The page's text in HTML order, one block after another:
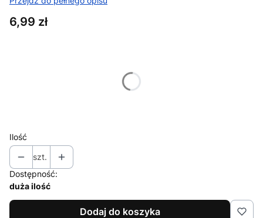
Cena
6,99 zł
Poszczególne warianty mogą różnić się ceną
Ilość
szt.
Dostępność:
duża ilość
Dodaj do koszyka